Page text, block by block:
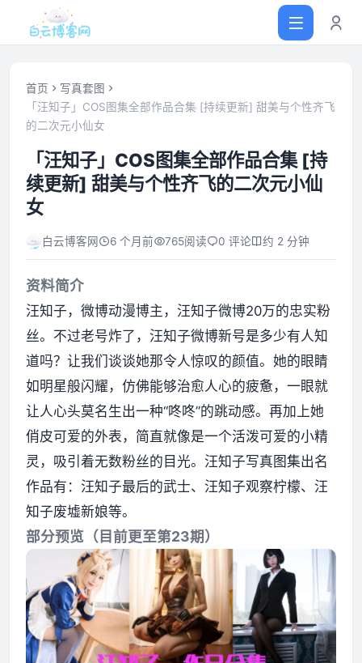
首页
网站源码
技术分享
值得一看
资源资讯
首页
写真套图
「汪知子」COS图集全部作品合集 [持续更新] 甜美与个性齐飞
的二次元小仙女
「汪知子」COS图集全部作品合集 [持
续更新] 甜美与个性齐飞的二次元小仙
女
白云博客网 6 个月前 765阅读 0 评论 约 2 分钟
资料简介
汪知子，微博动漫博主，汪知子微博20万的忠实粉
丝。不过老号炸了，汪知子微博新号是多少有人知
道吗？让我们谈谈她那令人惊叹的颜值。她的眼睛
如明星般闪耀，仿佛能够治愈人心的疲惫，一眼就
让人心头莫名生出一种“咚咚”的跳动感。再加上她
俏皮可爱的外表，简直就像是一个活泼可爱的小精
灵，吸引着无数粉丝的目光。汪知子写真图集出名
作品有：汪知子最后的武士、汪知子观察柠檬、汪
知子废墟新娘等。
部分预览（目前更至第23期）